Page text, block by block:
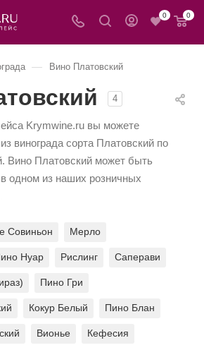
0 0
— Вино Платовский
4
Krymwine.ru вы можете
винограда сорта Платовский по
Вино Платовский может быть
одном из наших розничных
Совиньон Мерло
Нуар Рислинг Саперави
Пино Гри
Кокур Белый Пино Блан
Вионье Кефесия